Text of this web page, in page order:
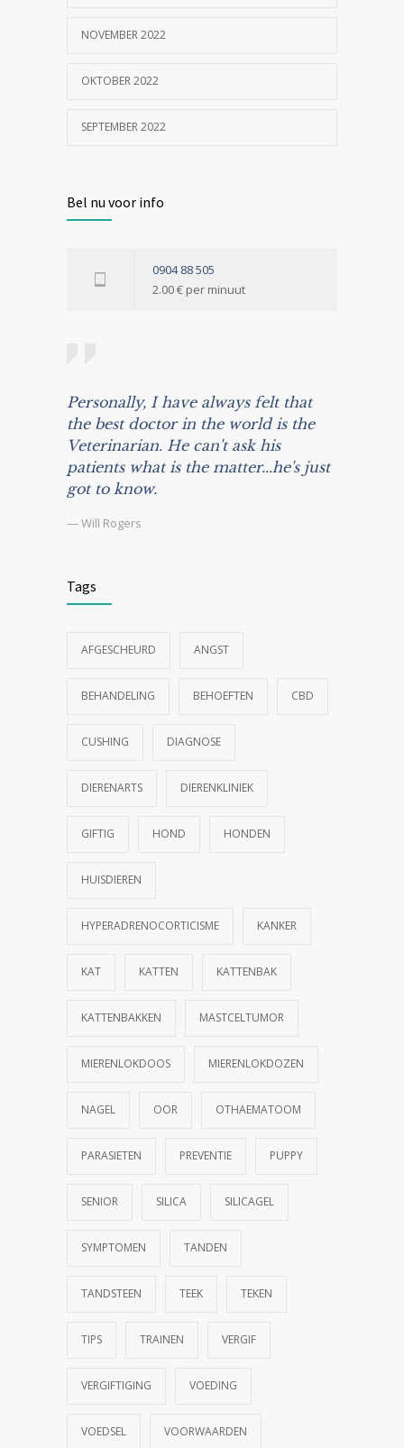
NOVEMBER 2022
OKTOBER 2022
SEPTEMBER 2022
Bel nu voor info
0904 88 505
2.00 € per minuut
Personally, I have always felt that
the best doctor in the world is the
Veterinarian. He can't ask his
patients what is the matter...he's just
got to know.
— Will Rogers
Tags
AFGESCHEURD ANGST
BEHANDELING BEHOEFTEN CBD
CUSHING DIAGNOSE
DIERENARTS DIERENKLINIEK
GIFTIG HOND HONDEN
HUISDIEREN
HYPERADRENOCORTICISME KANKER
KAT KATTEN KATTENBAK
KATTENBAKKEN MASTCELTUMOR
MIERENLOKDOOS MIERENLOKDOZEN
NAGEL OOR OTHAEMATOOM
PARASIETEN PREVENTIE PUPPY
SENIOR SILICA SILICAGEL
SYMPTOMEN TANDEN
TANDSTEEN TEEK TEKEN
TIPS TRAINEN VERGIF
VERGIFTIGING VOEDING
VOEDSEL VOORWAARDEN